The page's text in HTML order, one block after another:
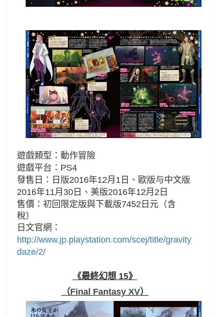
遊戲類型：動作冒險
遊戲平台：PS4
發售日：日版2016年12月1日、歐版与中文版
2016年11月30日、美版2016年12月2日
售價：初回限定版與下載版7452 日元 （含
稅）
日文官網：
http://www.jp.playstation.com/scej/title/gravity
daze/2/
《最終幻想 15》
（Final Fantasy XV）